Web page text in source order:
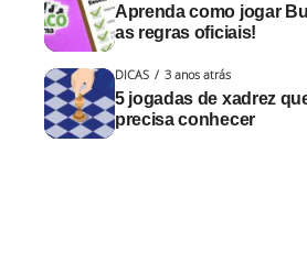
Aprenda como jogar
as regras oficiais!
DICAS 3 anos atrás
5 jogadas de xadrez
precisa conhecer